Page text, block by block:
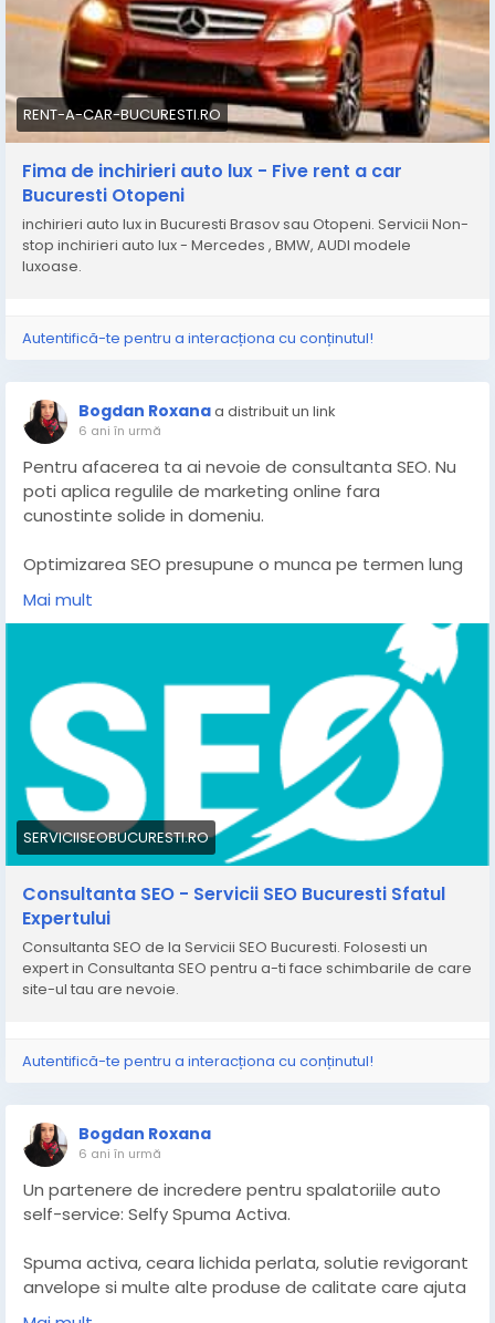
In ambele cazuri exista o solutie : apeleaza la o firma
de inchirieri. Alege o firma cu o flota bogata de masini.
Astfel, poti gasi o masina pe placul tau si pentru
bugetul pe care il ai la dispozitie.
https://www.inchirieri-auto.co/fima-de-inchirieri-
auto-lux/
RENT-A-CAR-BUCURESTI.RO
Fima de inchirieri auto lux - Five rent a car
Bucuresti Otopeni
inchirieri auto lux in Bucuresti Brasov sau Otopeni. Servicii Non-
stop inchirieri auto lux - Mercedes , BMW, AUDI modele
luxoase.
Autentifică-te pentru a interacționa cu conținutul!
Bogdan Roxanaa distribuit un link
6 ani în urmă
Pentru afacerea ta ai nevoie de consultanta SEO. Nu
poti aplica regulile de marketing online fara
cunostinte solide in domeniu.
Optimizarea SEO presupune o munca pe termen lung
si un buget generos. Daca nu iti permiti in momentul
de fata sa faci optimizare “ca la carte”, apeleaza la o
sedinta de consultanta cu un expert in domeniul SEO.
Alege un expert in optimizare care are darul de a da
mai departe lectii de optimizare si promovare online.
Un consultant trebuie sa stie destul de bine domeniul
SEO pentru a putea sintetiza si preda unui incepator
toate elementele cheie.
https://serviciiseobucuresti.ro/consultanta-seo/
Mai mult
SERVICIISEOBUCURESTI.RO
Consultanta SEO - Servicii SEO Bucuresti Sfatul
Expertului
Consultanta SEO de la Servicii SEO Bucuresti. Folosesti un
expert in Consultanta SEO pentru a-ti face schimbarile de care
site-ul tau are nevoie.
Autentifică-te pentru a interacționa cu conținutul!
Bogdan Roxana
6 ani în urmă
Un partenere de incredere pentru spalatoriile auto
self-service: Selfy Spuma Activa.
Spuma activa, ceara lichida perlata, solutie revigorant
anvelope si multe alte produse de calitate care ajuta
la curatarea murdariei de pe masina ta.